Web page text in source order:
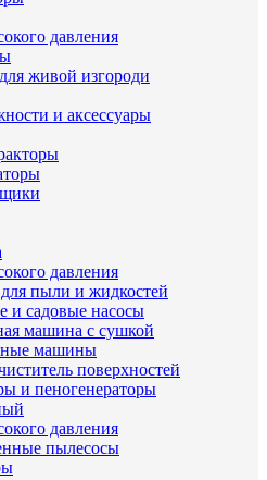
давления
живой изгороди
и аксессуары
давления
пыли и жидкостей
и садовые насосы
машина с сушкой
машины
поверхностей
и пеногенераторы
давления
пылесосы